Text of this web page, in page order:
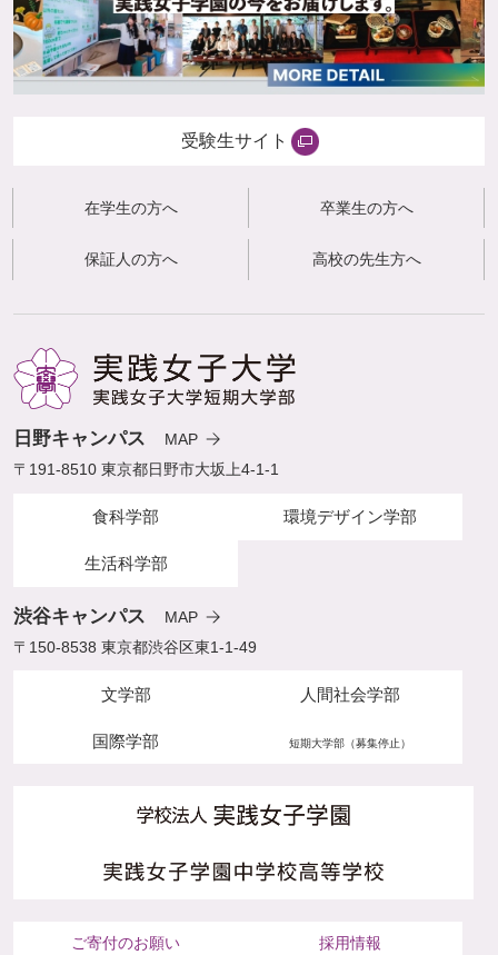
受験生サイト
在学生の方へ 卒業生の方へ
保証人の方へ 高校の先生方へ
日野キャンパス
MAP
〒191-8510 東京都日野市大坂上4-1-1
食科学部 環境デザイン学部
生活科学部
渋谷キャンパス
MAP
〒150-8538 東京都渋谷区東1-1-49
文学部 人間社会学部
国際学部 短期大学部（募集停止）
ご寄付のお願い 採用情報